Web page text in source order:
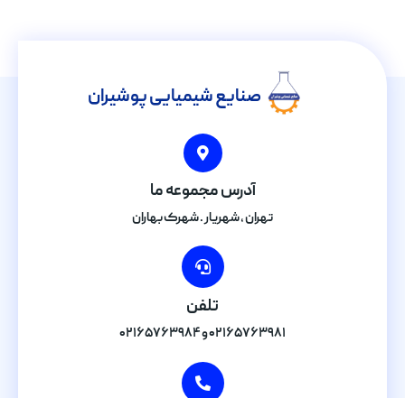
صنایع شیمیایی پوشیران
آدرس مجموعه ما
تهران , شهریار . شهرک بهاران
تلفن
۰۲۱۶۵۷۶۳۹۸۱ و ۰۲۱۶۵۷۶۳۹۸۴